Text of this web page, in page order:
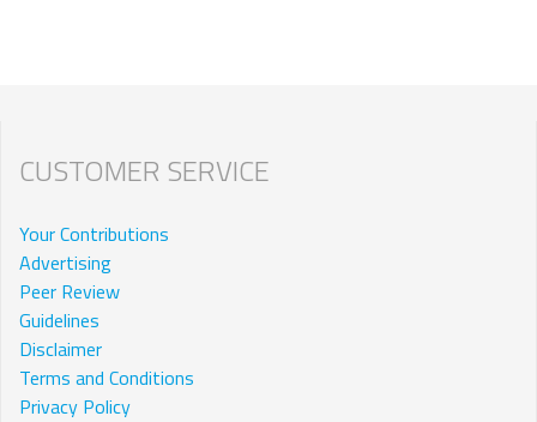
CUSTOMER SERVICE
Your Contributions
Advertising
Peer Review
Guidelines
Disclaimer
Terms and Conditions
Privacy Policy